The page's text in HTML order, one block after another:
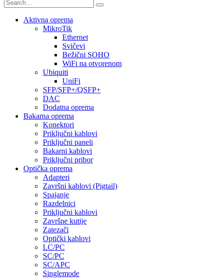
Aktivna oprema
MikroTik
Ethernet
Svičevi
Bežični SOHO
WiFi na otvorenom
Ubiquiti
UniFi
SFP/SFP+/QSFP+
DAC
Dodatna oprema
Bakarna oprema
Konektori
Priključni kablovi
Priključni paneli
Bakarni kablovi
Priključni pribor
Optička oprema
Adapteri
Završni kablovi (Pigtail)
Spajanje
Razdelnici
Priključni kablovi
Završne kutije
Zatezači
Optički kablovi
LC/PC
SC/PC
SC/APC
Singlemode